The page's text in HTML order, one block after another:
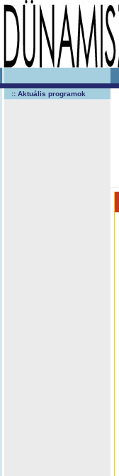
:: Aktuális programok